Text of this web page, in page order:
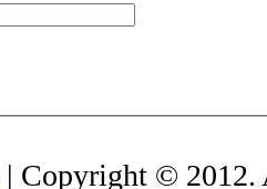
| Copyright © 2012.